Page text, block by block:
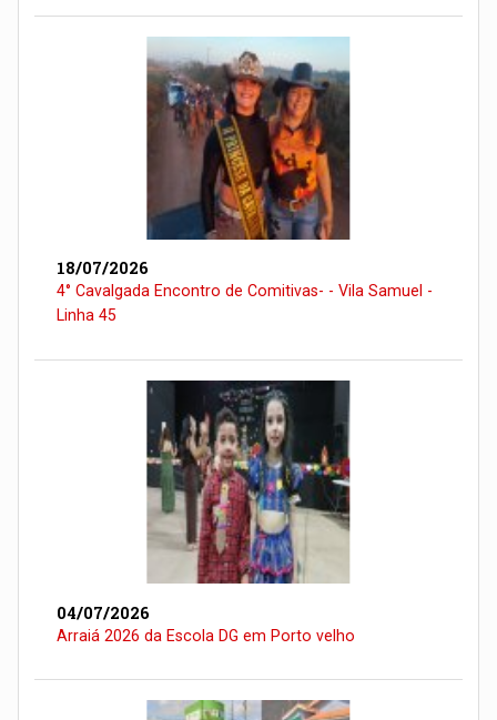
18/07/2026
4° Cavalgada Encontro de Comitivas- - Vila Samuel -
Linha 45
04/07/2026
Arraiá 2026 da Escola DG em Porto velho